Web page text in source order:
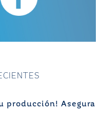
producción! Asegura